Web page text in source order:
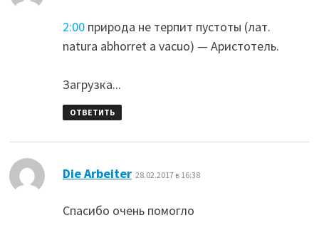
2:00природа не терпит пустоты (лат.
natura abhorret a vacuo) — Аристотель.
Загрузка...
ОТВЕТИТЬ
Die Arbeiter: 28.02.2017 в 16:38
Спасибо очень помогло